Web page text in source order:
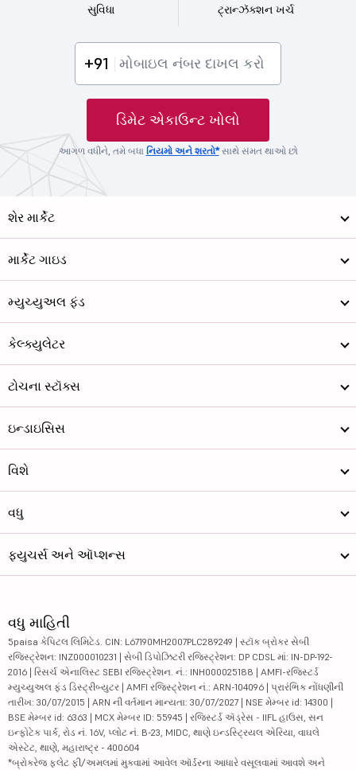
સુવિધા
ટ્રાન્ઝૅક્શન ખર્ચ
+91
ડિમેટ એકાઉન્ટ ખોલો
આગળ વધીને, તમે બધા નિયમો અને શરતો*સાથે સંમત થાઓ છો
શેર માર્કેટ
માર્કેટ ગાઇડ
મ્યુચ્યુઅલ ફંડ
કેલ્ક્યુલેટર
ટોચના સ્ટૉક્સ
ઇન્ડાઇસિસ
વિશે
વધુ
ફ્યુચર્સ અને ઑપ્શન્સ
વધુ માહિતી
5paisa કેપિટલ લિમિટેડ. CIN: L67190MH2007PLC289249 | સ્ટૉક બ્રોકર સેબી
રજિસ્ટ્રેશન: INZ000010231 | સેબી ડિપોઝિટરી રજિસ્ટ્રેશન: DP CDSL માં: IN-DP-192-
2016 | રિસર્ચ એનાલિસ્ટ SEBI રજિસ્ટ્રેશન. નં.: INH000025188 | AMFI-રજિસ્ટર્ડ
મ્યુચ્યુઅલ ફંડ ડિસ્ટ્રીબ્યુટર | AMFI રજિસ્ટ્રેશન નં.: ARN-104096 | પ્રારંભિક નોંધણીની
તારીખ: 30/07/2015 | ARN ની વર્તમાન માન્યતા: 30/07/2027 | NSE મેમ્બર id: 14300 |
BSE મેમ્બર id: 6363 | MCX મેમ્બર ID: 55945 | રજિસ્ટર્ડ ઍડ્રેસ - IIFL હાઉસ, સન
ઇન્ફોટેક પાર્ક, રોડ નં. 16V, પ્લોટ નં. B-23, MIDC, થાણે ઇન્ડસ્ટ્રિયલ એરિયા, વાઘલે
એસ્ટેટ, થાણે, મહારાષ્ટ્ર - 400604
*બ્રોકરેજ ફ્લેટ ફી/અમલમાં મુકવામાં આવેલ ઑર્ડરના આધારે વસૂલવામાં આવશે અને